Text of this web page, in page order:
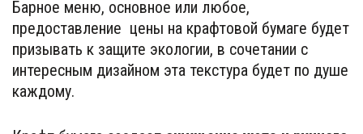
Барное меню, основное или любое,
предоставление  цены на крафтовой бумаге будет
призывать к защите экологии, в сочетании с
интересным дизайном эта текстура будет по душе
каждому.